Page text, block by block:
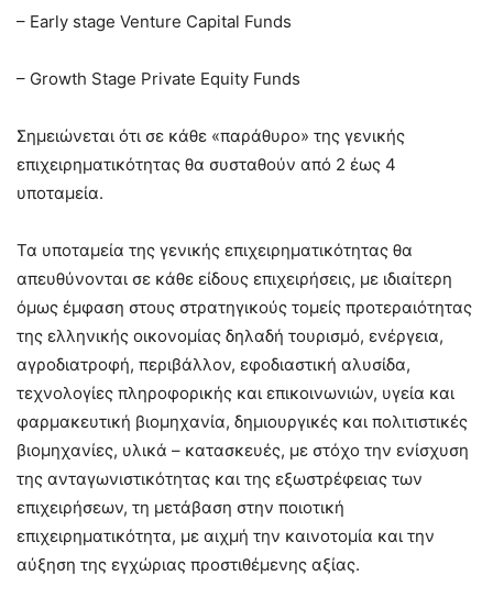
– Early stage Venture Capital Funds
– Growth Stage Private Equity Funds
Σημειώνεται ότι σε κάθε «παράθυρο» της γενικής
επιχειρηματικότητας θα συσταθούν από 2 έως 4
υποταμεία.
Τα υποταμεία της γενικής επιχειρηματικότητας θα
απευθύνονται σε κάθε είδους επιχειρήσεις, με ιδιαίτερη
όμως έμφαση στους στρατηγικούς τομείς προτεραιότητας
της ελληνικής οικονομίας δηλαδή τουρισμό, ενέργεια,
αγροδιατροφή, περιβάλλον, εφοδιαστική αλυσίδα,
τεχνολογίες πληροφορικής και επικοινωνιών, υγεία και
φαρμακευτική βιομηχανία, δημιουργικές και πολιτιστικές
βιομηχανίες, υλικά – κατασκευές, με στόχο την ενίσχυση
της ανταγωνιστικότητας και της εξωστρέφειας των
επιχειρήσεων, τη μετάβαση στην ποιοτική
επιχειρηματικότητα, με αιχμή την καινοτομία και την
αύξηση της εγχώριας προστιθέμενης αξίας.